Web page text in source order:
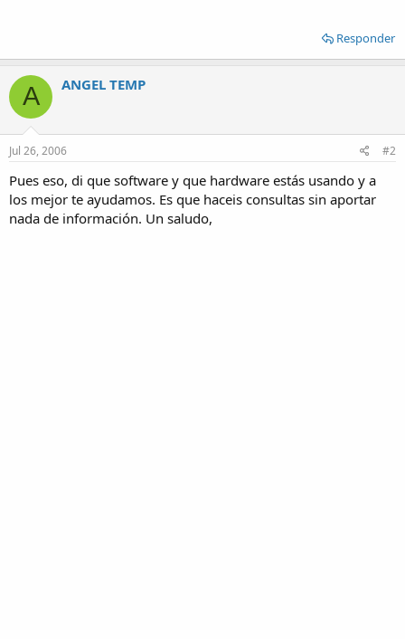
Responder
A ANGEL TEMP
Jul 26, 2006 #2
Pues eso, di que software y que hardware estás usando y a
los mejor te ayudamos. Es que haceis consultas sin aportar
nada de información. Un saludo,